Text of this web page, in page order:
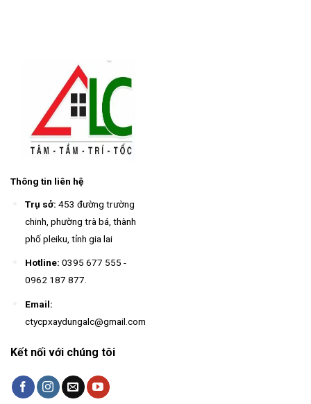
Thông tin liên hệ
Trụ sở: 453 đường trường
chinh, phường trà bá, thành
phố pleiku, tỉnh gia lai
Hotline: 0395 677 555 -
0962 187 877
Email:
ctycpxaydungalc@gmail.com
Kết nối với chúng tôi